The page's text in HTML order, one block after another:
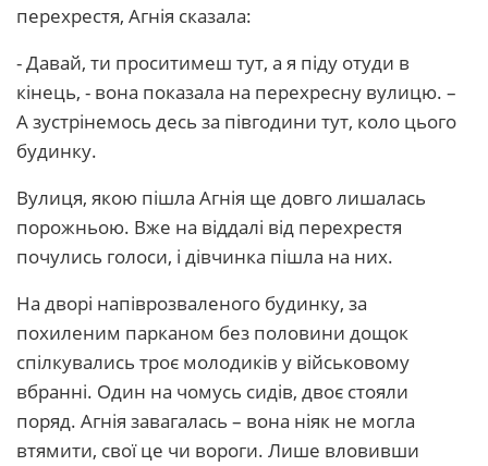
перехрестя, Агнія сказала:
- Давай, ти проситимеш тут, а я піду отуди в
кінець, - вона показала на перехресну вулицю. –
А зустрінемось десь за півгодини тут, коло цього
будинку.
Вулиця, якою пішла Агнія ще довго лишалась
порожньою. Вже на віддалі від перехрестя
почулись голоси, і дівчинка пішла на них.
На дворі напіврозваленого будинку, за
похиленим парканом без половини дощок
спілкувались троє молодиків у військовому
вбранні. Один на чомусь сидів, двоє стояли
поряд. Агнія завагалась – вона ніяк не могла
втямити, свої це чи вороги. Лише вловивши